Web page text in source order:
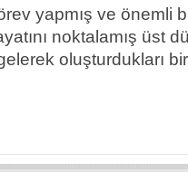
yapmış ve önemli
noktalamış üst
oluşturdukları